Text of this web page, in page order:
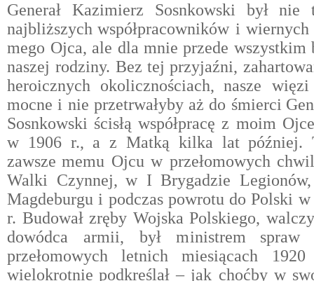
Generał Kazimierz Sosnkowski był
najbliższych współpracowników i wiernych
mego Ojca, ale dla mnie przede wszystkim
naszej rodziny. Bez tej przyjaźni,
heroicznych okolicznościach, nasze
mocne i nie przetrwałyby aż do śmierci
Sosnkowski ścisłą współpracę z moim
w 1906 r., a z Matką kilka lat później.
zawsze memu Ojcu w przełomowych
Walki Czynnej, w I Brygadzie
Magdeburgu i podczas powrotu do Polski
r. Budował zręby Wojska Polskiego,
dowódca armii, był ministrem
spraw
przełomowych letnich miesiącach
wielokrotnie podkreślał – jak choćby w